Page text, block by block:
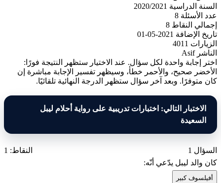
السنة الدراسية
2020/2021
عدد الأسئلة 8
إجمالي النقاط 8
تاريخ الإضافة
2021-05-01
الزيارات
4011
الناشر Asif
اختر إجابة واحدة لكل سؤال. عند الاختيار ستظهر النتيجة فورًا:
الأخضر صحيح، والأحمر خطأ، وسيظهر تفسير الإجابة مباشرة إن
كان متوفرًا. وبعد آخر سؤال ستظهر الدرجة النهائية تلقائيًا.
الاختبار التالي: اختبارات تدريبية على رواية أحلام ليبل
السعيدة
السؤال 1
النقاط: 1
كان والد ليبل يدّعي أنّه:
فيلسوف كبير